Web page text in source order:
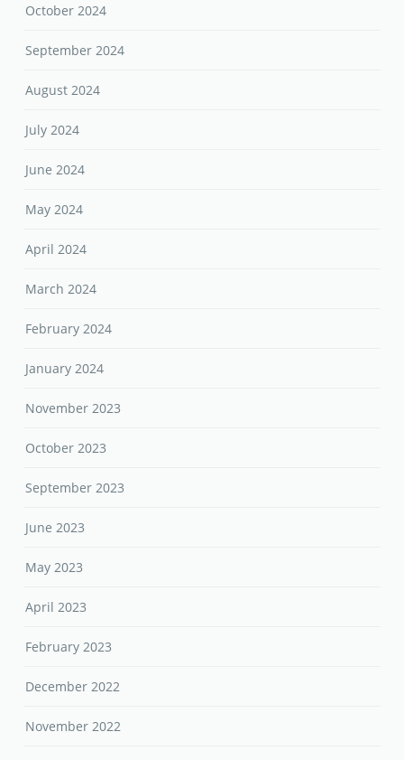
October 2024
September 2024
August 2024
July 2024
June 2024
May 2024
April 2024
March 2024
February 2024
January 2024
November 2023
October 2023
September 2023
June 2023
May 2023
April 2023
February 2023
December 2022
November 2022